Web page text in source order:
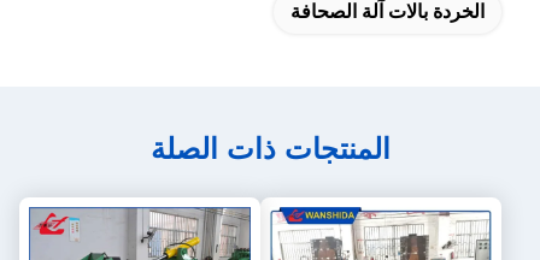
الخردة بالات آلة الصحافة
المنتجات ذات الصلة